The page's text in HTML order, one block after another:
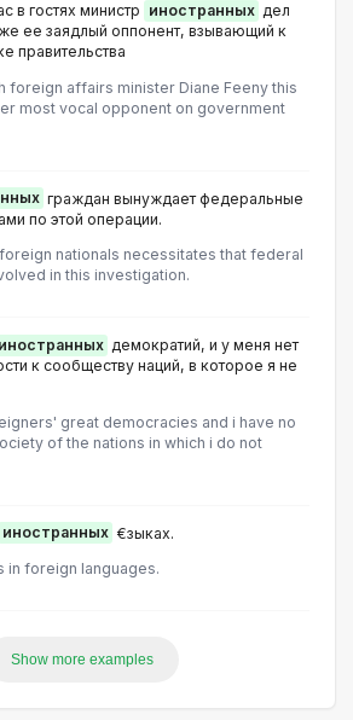
в гостях министр иностранных дел
ее заядлый оппонент, взывающий к
правительства
foreign affairs minister Diane Feeny this
most vocal opponent on government
граждан вынуждает федеральные
по этой операции.
nationals necessitates that federal
in this investigation.
иностранных демократий, и у меня нет
к сообществу наций, в которое я не
great democracies and i have no
of the nations in which i do not
иностранных €зыках.
in foreign languages.
Show more examples